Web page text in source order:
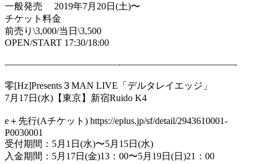
一般発売
2019年7月 20日 (土)〜
チケット料金
前売り \3,000/当日 \3,500
OPEN/START 17:30/18:00
————————————-————————————-
零[Hz]Presents ３MAN LIVE 「デルタレイエッジ」
7月 17日 (水) 【東京】新宿Ruido K4
e＋先行(Aチケット ) https://eplus.jp/sf/detail/2943610001-
P0030001
受付期間： 5月 1 日 (水)〜5月 15日 (水)
入金期間： 5月 17日 (金)13 ： 00〜5月 19日 (日 )21 ： 00